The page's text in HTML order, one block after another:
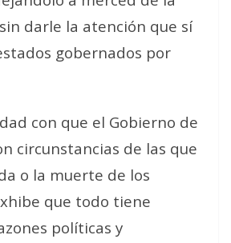
darle la atención que sí
gobernados por
con que el Gobierno de
circunstancias de las que
o la muerte de los
que todo tiene
políticas y